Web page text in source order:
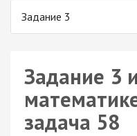
Задание 3
Задание 3
задача 58